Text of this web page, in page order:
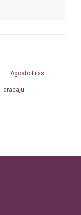
Agosto Lilás
aracaju